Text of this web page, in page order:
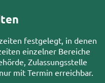
festgelegt, in denen
einzelner Bereiche
Zulassungsstelle
mit Termin erreichbar.